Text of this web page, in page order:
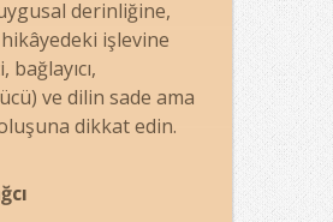
derinliğine,
işlevine
ve dilin sade ama
dikkat edin.